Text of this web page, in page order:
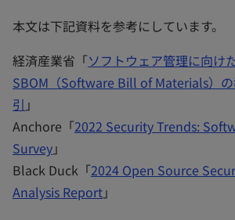
本文は下記資料を参考にしています。
経済産業省「ソフトウェア管理に向け
SBOM（Software Bill of Materials）
引 」
Anchore「2022 Security Trends:
Survey」
Black Duck「2024 Open Source
Analysis Report」